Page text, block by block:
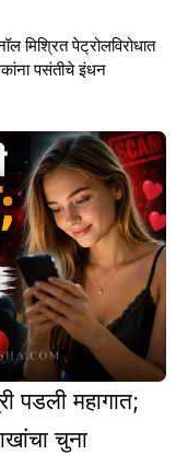
मिश्रित पेट्रोलविरोधात
पसंतीचे इंधन
पडली महागात;
चुना